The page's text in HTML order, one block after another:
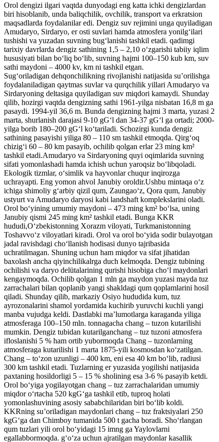
Orol dengizi ilgari vaqtda dunyodagi eng katta ichki dengizlardan
biri hisoblanib, unda baliqchilik, ovchilik, transport va erkratsion
maqsadlarda foydalanilar edi. Dengiz suv rejimini unga quyiladigan
Amudaryo, Sirdaryo, er osti suvlari hamda atmosfera yonilgʻilari
tushishi va yuzadan suvning bugʻlanishi tashkil etadi. qadimgi
tarixiy davrlarda dengiz sathining 1,5 – 2,10 oʻzgarishi tabiiy iqlim
hususiyati bilan boʻliq boʻlib, suvning hajmi 100–150 kub km, suv
sathi maydoni – 4000 kv, km ni tashkil etgan.
Sugʻoriladigan dehqonchilikning rivojlanishi natijasida suʼorilishga
foydalaniladigan qaytmas suvlar va qurqchilik yillari Amudaryo va
Sirdaryoning deltasiga quyiladigan suv miqdori kamaydi. Shunday
qilib, hozirgi vaqtda dengizning sathi 1961-yilga nisbatan 16,8 m ga
pasaydi. 1994-yil 36,6 m. Bunda dengizning hajmi 3 marta, yuzasi 2
marta, shurlanish darajasi 9-10 gGʻl dan 34-37 gGʻl ga ortadi; 2000-
yilga borib 180–200 gGʻl koʻtariladi. Schozirgi kunda dengiz
sathining pasayishi yiliga 80 – 110 sm tashkil etmoqda. Qirgʻoq
chizigʻi 60 – 80 km pasayib, ochilib qolgan erlar 23 ming km²
tashkil etadi.Amudaryo va Sirdaryoning quyi oqimlarida suvning
sifati yomonlashadi hamda ichish uchun yaroqsiz boʻlibqoladi.
Ekologik tizmlar, oʻsimlik va hayvonlar chuqur inqirozga
uchrayapti. Eng yomon ahvol Janubiy oroldir.Ushbu mintaqa oʻz
ichiga shimoliy gʻarbiy qizil qum, Zaungaoʻz, Qora qum, Janubiy
ustyurt va Amudaryo daryosi kabi landshaft komplekslarini oladi.
Orol boʻyining umumiy maydoni – 473 ming km² boʻlsa, uning
Janubiy qismi 245 ming km² tashkil etadi. Bunga KKR
hududi,Oʻzbekistonning Xorazm viloyati, Turkmanistonning
Toshavvoʻz viloyatlari kiradi. Orol va orol boʻyida sodir bulayotgan
jadal ravishdagi choʻllanish hodisasi dunyo tajribasida
uchratilmagan. Shuning uchun ham miqdor va sifat jihatidan
baxolash ancha qiyinchilikalrga duch kelmoqda. Dengiz tubining
ochilishi va daryo delütalarining qurishi hisobiga choʻl maydonlari
kengaymoqda. Ochilib qolgan 1 mln ga maydon yuzasi mayda tuz
zarrachalari bilan qoplanib yangi shakldagi qum qoplamlarini hosil
qiladi. Shunday qilib, markaziy Osiyo hududida kum, tuz
ayrozonalarini shamol yordamida kuchirib yuruvchi kuchli yangi
manba vujudga keldi. Dastlabki maʼlumotlarga karaganda yiliga
atmosferaga 100–150 mln. tonnagacha chang – tuzon kutarilishi
mumkin. Dengiz tubidan kutarilganchang – tuz tuzoni atmosfera
ifloslanishi 5 % ham ortib yubormoqda Chang – tuzonlarning
atmosferaga kutarilishi 1 marta 1875-yili kosmosdan koʻzatilgan.
Chang – toʻzon uzunligi – 400 km, eni esa 40 km boʻlib, radiusi
300 km tashkil etadi. Tuzlarning er yuzasida yogilishi natijasida
paxtaning hosildorligi 5 – 15 % sholining esa 3-6 % pasayib ketdi.
Orol boʻyiga yogilayotgan chang – tuz zarrachalaridan umumiy
miqdor oʻrtacha 520 kgGʻga tashkil etib, tuproq holati
yomonlashuvining asosiy sababchilaridan biri boʻlib koldi.
KKRning suʼoriladigan maydonlari chang – tuz fraktsiyalari 250
kgGʻga dan Chimboy tumanida 500 t gacha boradi. Shoʻrlangan
qum tuzlari yili orol boʻyidagi 15 imng ga Yaylovlarni
egallabbormoqda. gʻoʻza uchun ajratilgan maydonlar kasallik